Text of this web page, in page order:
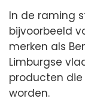
In de raming
bijvoorbeeld
merken als
Limburgse
producten
worden.